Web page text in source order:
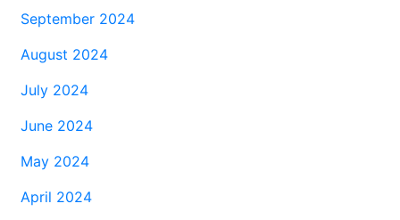
September 2024
August 2024
July 2024
June 2024
May 2024
April 2024